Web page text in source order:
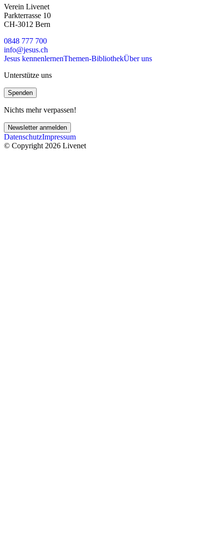
Verein Livenet
Parkterrasse 10
CH-3012 Bern
0848 777 700
info@jesus.ch
Jesus kennenlernenThemen-BibliothekÜber uns
Unterstütze uns
Spenden
Nichts mehr verpassen!
Newsletter anmelden
DatenschutzImpressum
© Copyright 2026 Livenet